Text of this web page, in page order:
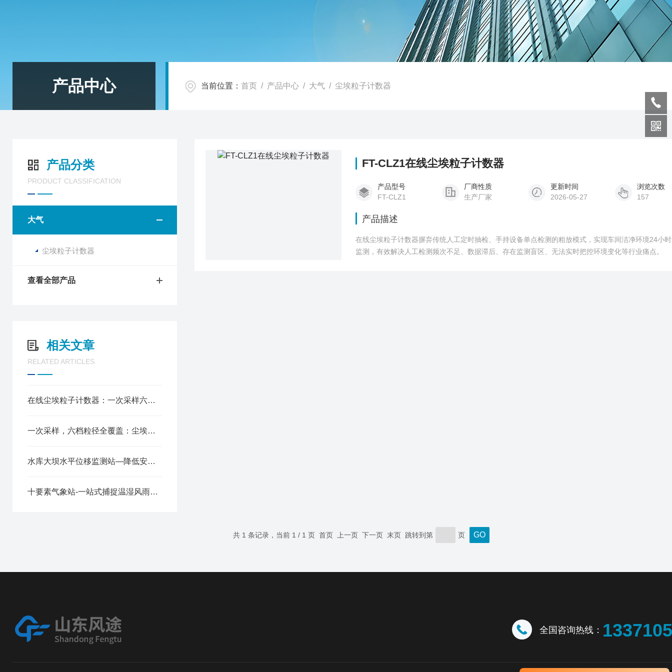
产品中心 当前位置： 首页 / 产品中心 / 大气 / 尘埃粒子计数器
产品分类
PRODUCT CLASSIFICATION
大气
尘埃粒子计数器
查看全部产品
相关文章
RELATED ARTICLES
在线尘埃粒子计数器：一次采样六个粒径通道同测，洁净度即时判定
一次采样，六档粒径全覆盖：尘埃粒子计数器核心功能速览
水库大坝水平位移监测站—降低安全事故发生概率的自然灾害监测预警系统
十要素气象站-一站式捕捉温湿风雨光的气象观测站设备​~
FT-CLZ1在线尘埃粒子计数器
产品型号
FT-CLZ1
厂商性质
生产厂家
更新时间
2026-05-27
浏览次数
157
产品描述
在线尘埃粒子计数器摒弃传统人工定时抽检、手持设备单点检测的粗放模式，实现车间洁净环境24小
监测，有效解决人工检测频次不足、数据滞后、存在监测盲区、无法实时把控环境变化等行业痛点。
共 1 条记录，当前 1 / 1 页 首页 上一页 下一页 末页 跳转到第 页
全国咨询热线：